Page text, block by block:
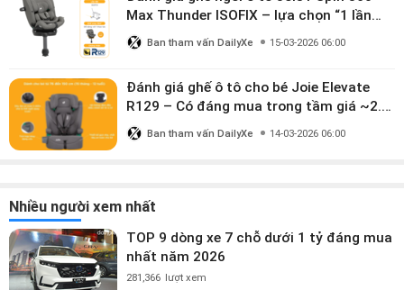
Max Thunder ISOFIX – lựa chọn “1 lần
dùng đến 12 năm” có đáng giá gần 9
triệu?
Ban tham vấn DailyXe 15-03-2026 06:00
Đánh giá ghế ô tô cho bé Joie Elevate
R129 – Có đáng mua trong tầm giá ~2.8
triệu?
Ban tham vấn DailyXe 14-03-2026 06:00
Nhiều người xem nhất
TOP 9 dòng xe 7 chỗ dưới 1 tỷ đáng mua
nhất năm 2026
281,366 lượt xem